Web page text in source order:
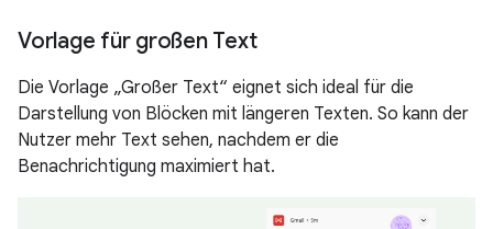
Vorlage für großen Text
Die Vorlage „Großer Text“ eignet sich ideal für die
Darstellung von Blöcken mit längeren Texten. So kann der
Nutzer mehr Text sehen, nachdem er die
Benachrichtigung maximiert hat.